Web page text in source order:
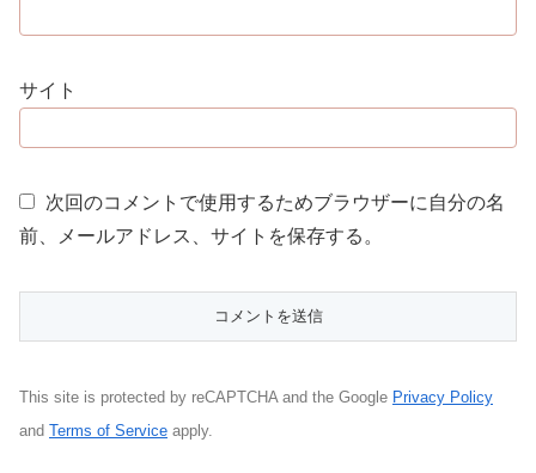
サイト
次回のコメントで使用するためブラウザーに自分の名
前、メールアドレス、サイトを保存する。
This site is protected by reCAPTCHA and the Google Privacy Policy
and Terms of Service apply.